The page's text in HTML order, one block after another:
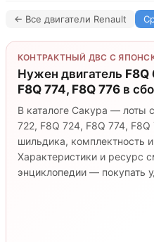
← Все двигатели Renault
КОНТРАКТНЫЙ ДВС С
Нужен двигатель F8Q
F8Q 774, F8Q 776 в
В каталоге Сакура — лоты
722, F8Q 724, F8Q 774,
шильдика, комплектность
Характеристики и ресурс
энциклопедии — покупать